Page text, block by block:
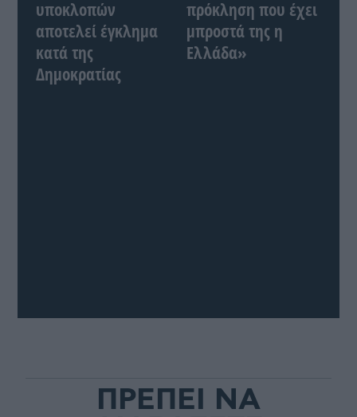
υποκλοπών
αποτελεί έγκλημα
κατά της
Δημοκρατίας
πρόκληση που έχει
μπροστά της η
Ελλάδα»
ΠΡΕΠΕΙ ΝΑ